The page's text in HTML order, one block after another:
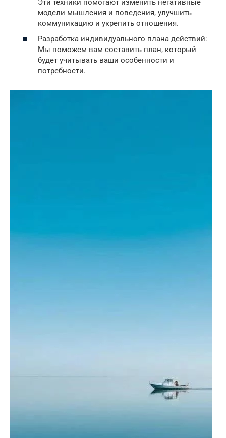
модели мышления и поведения, улучшить
коммуникацию и укрепить отношения.
Разработка индивидуального плана действий:
Мы поможем вам составить план, который
будет учитывать ваши особенности и
потребности.